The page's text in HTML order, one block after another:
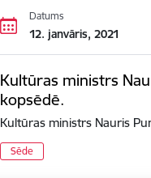
Datums
12. janvāris, 2021
Kultūras ministrs
kopsēdē.
Kultūras ministrs Nauris
Sēde